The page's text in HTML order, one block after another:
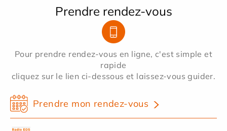
Prendre rendez-vous
Pour prendre rendez-vous en ligne, c'est simple et
rapide
cliquez sur le lien ci-dessous et laissez-vous guider.
Prendre mon rendez-vous